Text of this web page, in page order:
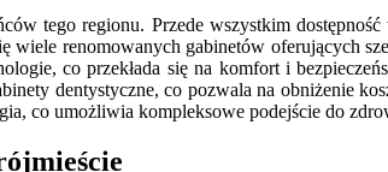
tego regionu. Przede wszystkim
renomowanych gabinetów oferujących
co przekłada się na komfort i
dentystyczne, co pozwala na obniżenie
co umożliwia kompleksowe podejście do